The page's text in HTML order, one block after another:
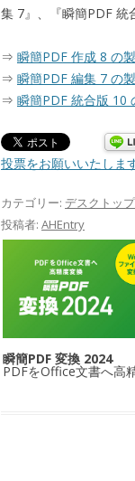
集 7』、『瞬簡PDF 統
⇒ 瞬簡PDF 作成 8 の
⇒ 瞬簡PDF 編集 7 の
⇒ 瞬簡PDF 統合版 10
投票をお願いいたしま
カテゴリー: デスクトッ
投稿者: AHEntry
瞬簡PDF 変換 2024
PDFをOffice文書へ高